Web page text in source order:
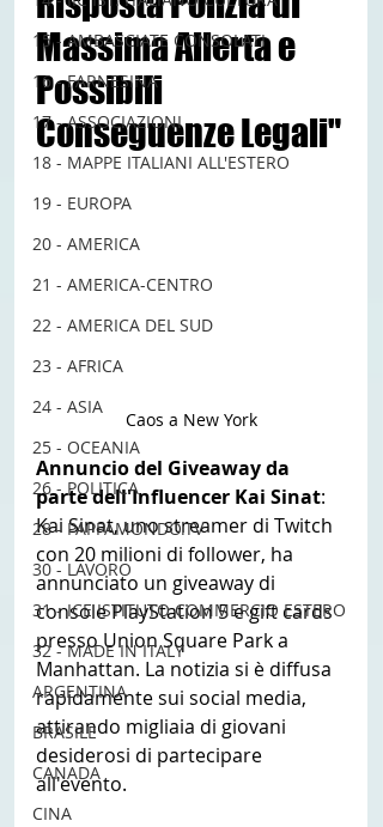
15 - AMBASCIATE CONSOLATI
16 - FARNESINA
17 - ASSOCIAZIONI
18 - MAPPE ITALIANI ALL'ESTERO
19 - EUROPA
20 - AMERICA
21 - AMERICA-CENTRO
22 - AMERICA DEL SUD
23 - AFRICA
24 - ASIA
25 - OCEANIA
26 - POLITICA
28 - PAPPAMONDO.TV
30 - LAVORO
31 - ICE ISTITUTO COMMERCIO ESTERO
32 - MADE IN ITALY
ARGENTINA
BRASILE
CANADA
CINA
Massima Allerta e
Possibili
Conseguenze Legali"
Caos a New York
Annuncio del Giveaway da
parte dell'Influencer Kai Sinat:
Kai Sinat, uno streamer di Twitch
con 20 milioni di follower, ha
annunciato un giveaway di
console PlayStation 5 e gift cards
presso Union Square Park a
Manhattan. La notizia si è diffusa
rapidamente sui social media,
attirando migliaia di giovani
desiderosi di partecipare
all'evento.